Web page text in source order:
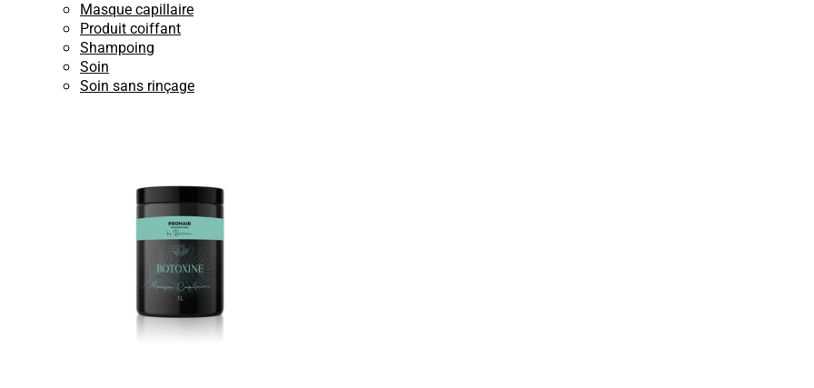
Masque capillaire
Produit coiffant
Shampoing
Soin
Soin sans rinçage